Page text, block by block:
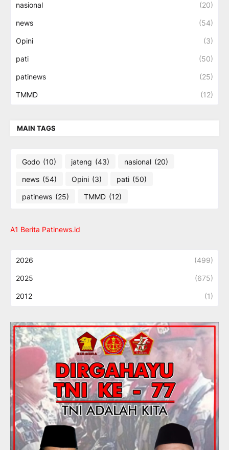
nasional (20)
news (54)
Opini (3)
pati (50)
patinews (25)
TMMD (12)
MAIN TAGS
Godo (10) jateng (43) nasional (20)
news (54) Opini (3) pati (50)
patinews (25) TMMD (12)
A1 Berita Patinews.id
2026 (499)
2025 (675)
2012 (1)